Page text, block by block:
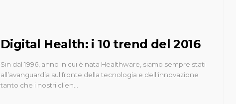
Digital Health: i 10 trend del 2016
Sin dal 1996, anno in cui è nata Healthware, siamo sempre stati
all’avanguardia sul fronte della tecnologia e dell'innovazione
tanto che i nostri clien…